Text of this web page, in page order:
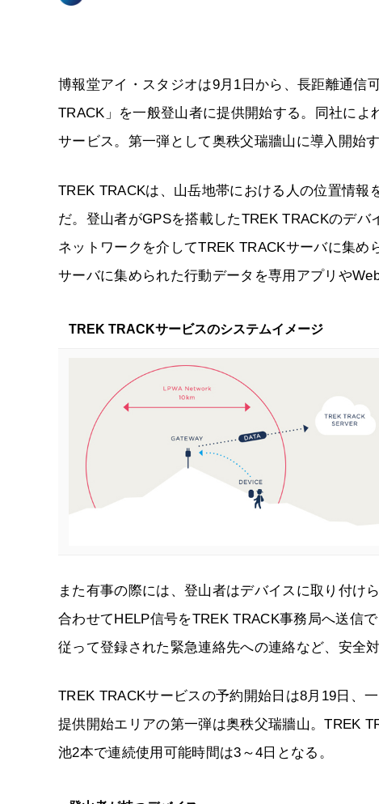
博報堂アイ・スタジオは9月1日から、長距離通信
TRACK」を一般登山者に提供開始する。同社に
サービス。第一弾として奥秩父瑞牆山に導入開始す
TREK TRACKは、山岳地帯における人の位置情
だ。登山者がGPSを搭載したTREK TRACKのデ
ネットワークを介してTREK TRACKサーバに集め
サーバに集められた行動データを専用アプリや
TREK TRACKサービスのシステムイメージ
また有事の際には、登山者はデバイスに取り付け
合わせてHELP信号をTREK TRACK事務局へ送信
従って登録された緊急連絡先への連絡など、安全
TREK TRACKサービスの予約開始日は8月19日、
提供開始エリアの第一弾は奥秩父瑞牆山。TREK
池2本で連続使用可能時間は3～4日となる。